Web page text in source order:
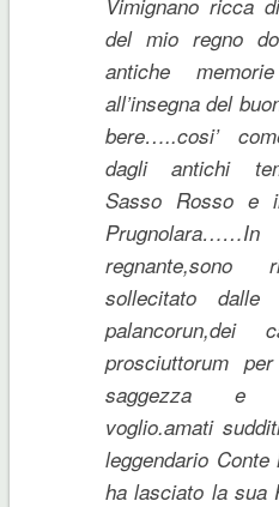
del mio regno
antiche
all’insegna del
bere…..cosi’
dagli antichi
Sasso Rosso e
sollecitato
palancorun,dei
prosciuttorum
saggezza e
voglio.amati
leggendario
ha lasciato la sua